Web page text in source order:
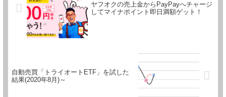
ヤフオクの売上金からPayPayへチャージ
してマイナポイント即日満額ゲット！
自動売買「トライオートETF」を試した
結果(2020年8月)～